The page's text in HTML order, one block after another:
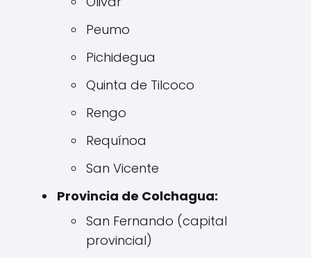
Peumo
Pichidegua
Quinta de Tilcoco
Rengo
Requínoa
San Vicente
Provincia de Colchagua:
San Fernando (capital
provincial)